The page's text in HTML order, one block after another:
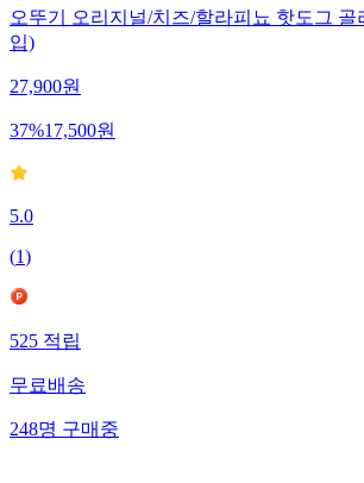
오뚜기 오리지널/치즈/할라피뇨 핫도그 골
입)
27,900원
37%17,500원
5.0
(1)
525적립
무료배송
248명구매중